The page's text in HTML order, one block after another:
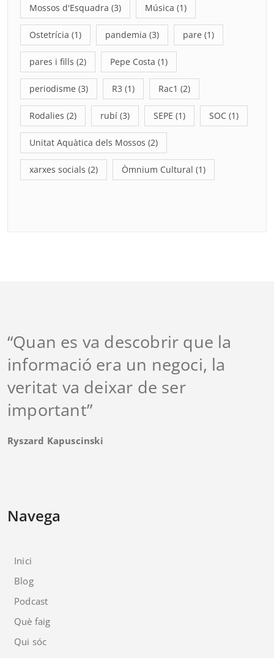
Mossos d'Esquadra (3) Música (1)
Ostetrícia (1) pandemia (3) pare (1)
pares i fills (2) Pepe Costa (1)
periodisme (3) R3 (1) Rac1 (2)
Rodalies (2) rubí (3) SEPE (1) SOC (1)
Unitat Aquàtica dels Mossos (2)
xarxes socials (2) Òmnium Cultural (1)
“Quan es va descobrir que la
informació era un negoci, la
veritat va deixar de ser
important”
Ryszard Kapuscinski
Navega
Inici
Blog
Podcast
Què faig
Qui sóc